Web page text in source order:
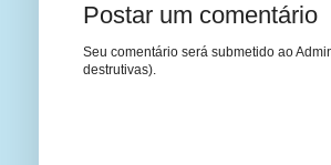
Postar um comentário
Seu comentário será submetido ao
destrutivas).